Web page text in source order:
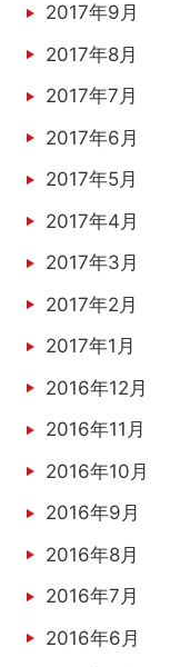
2017年9月
2017年8月
2017年7月
2017年6月
2017年5月
2017年4月
2017年3月
2017年2月
2017年1月
2016年12月
2016年11月
2016年10月
2016年9月
2016年8月
2016年7月
2016年6月